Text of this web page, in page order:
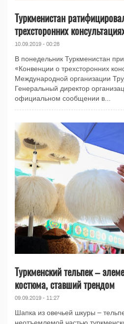
Туркменистан
трехсторонних
10.09.2019 - 00:28
В понедельник Туркменистан
«Конвенции о трехсторонних
Международной организации
Генеральный директор
официальном сообщении в...
Туркменский тельпек –
костюма, ставший трендом
09.09.2019 - 11:27
Шапка из овечьей шкуры –